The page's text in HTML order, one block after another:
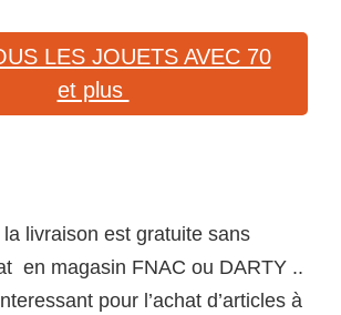
LES JOUETS AVEC 70
et plus
livraison est gratuite sans
en magasin FNAC ou DARTY ..
pour l’achat d’articles à